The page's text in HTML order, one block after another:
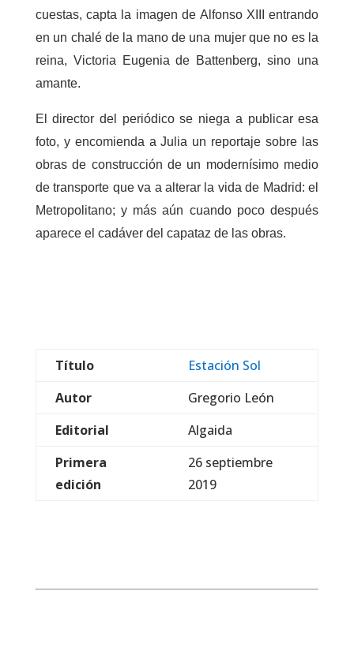
cuestas, capta la imagen de Alfonso XIII entrando
en un chalé de la mano de una mujer que no es la
reina, Victoria Eugenia de Battenberg, sino una
amante.
El director del periódico se niega a publicar esa
foto, y encomienda a Julia un reportaje sobre las
obras de construcción de un modernísimo medio
de transporte que va a alterar la vida de Madrid: el
Metropolitano; y más aún cuando poco después
aparece el cadáver del capataz de las obras.
Título
Estación Sol
Autor
Gregorio León
Editorial
Algaida
Primera
edición
26 septiembre
2019